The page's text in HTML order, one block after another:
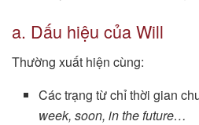
a. Dấu hiệu của Will
Thường xuất hiện cùng:
Các trạng từ chỉ thời gian
week, soon, in the future…